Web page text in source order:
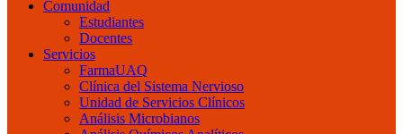
Comunidad
Estudiantes
Docentes
Servicios
FarmaUAQ
Clínica del Sistema Nervioso
Unidad de Servicios Clínicos
Análisis Microbianos